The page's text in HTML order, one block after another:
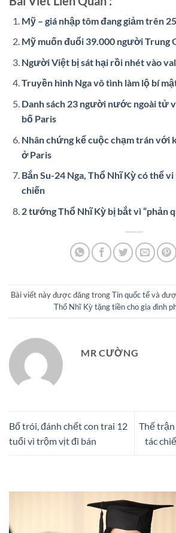
Mỹ – giá nhập tôm đang giảm trên
Mỹ muốn đuổi 39.000 người Trung
Người Việt bị sát hại rồi nhét vào
Truyền hình Nga vô tình làm lộ bí
Danh sách 23 người nước ngoài tử
bố Paris
Nhân chứng kể cuộc chạm trán với
ở Paris
Bắn Su-24 Nga, Thổ Nhĩ Kỳ có thể
chiến
2 tướng Thổ Nhĩ Kỳ bị bắt vì “phản
Bài viết này được đăng trongTin quốc tếvà
Thổ Nhĩ Kỳ tặng tiền cho gia đình
MR CƯỜNG
Bố trói, đánh chết con trai 12
tuổi vì trộm vịt đi bán
Thế trận
tác